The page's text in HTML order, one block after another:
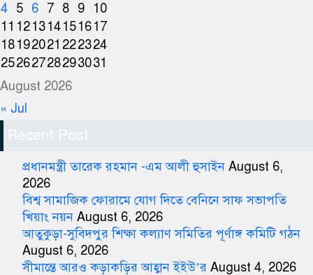
August 2026
4 5 6 7 8 9
10
11 121314151617
18192021 222324
25262728293031
« Jul
Recent Post
প্রধানমন্ত্রী তারেক রহমান -এম আলী হুসাইন August 6,
2026
বিশ্ব সামাজিক ফোরামে যোগ দিতে বেনিনে সাফ সভাপতি
খিয়াং নয়ন August 6, 2026
আতুকুড়া-সুবিদপুর শিক্ষা কল্যাণ সমিতির পূর্ণাঙ্গ কমিটি গঠন
August 6, 2026
সীমান্তে আরও কড়াকড়ির আহ্বান ইইউ’র August 4, 2026